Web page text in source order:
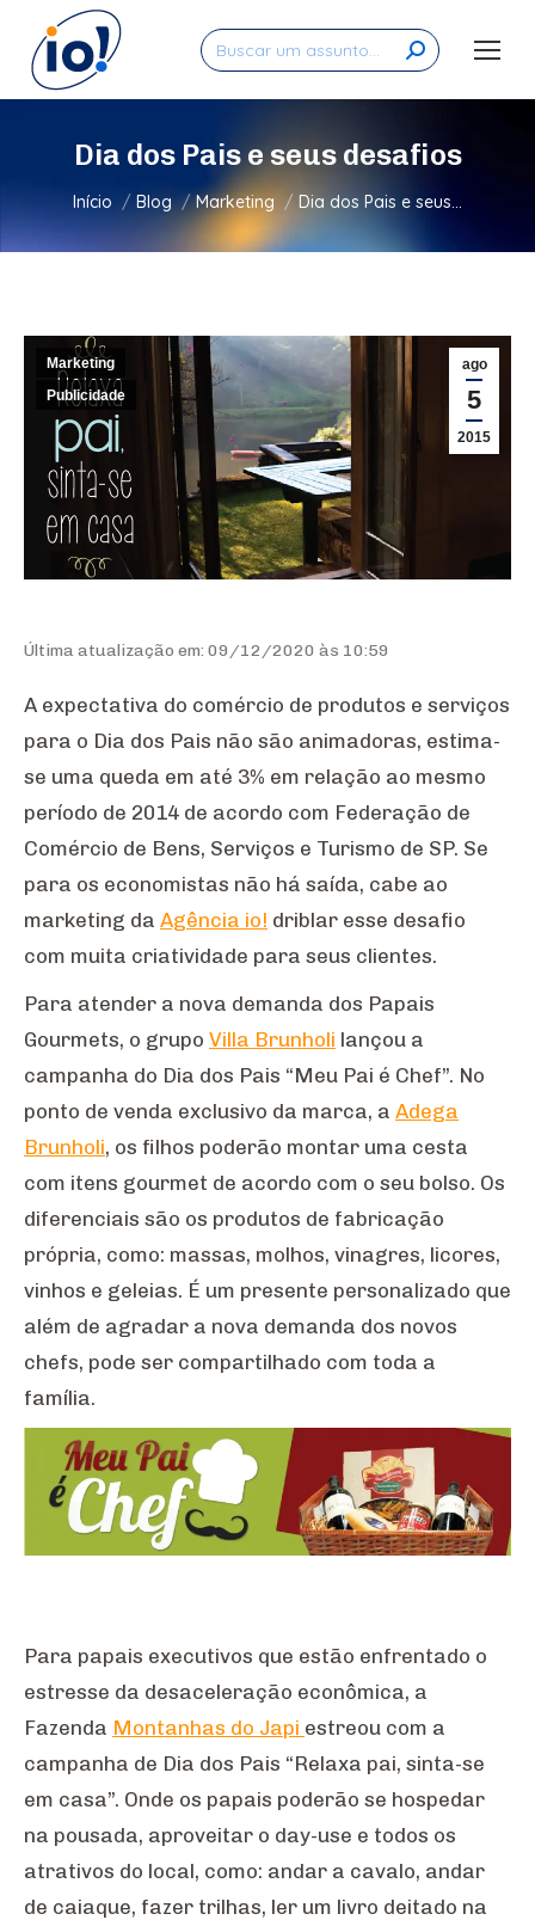
Search:
Dia dos Pais e seus desafios
Você está aqui:
Início Blog Marketing Dia dos Pais e seus…
ago
5
2015
Marketing
Publicidade
Última atualização em: 09/12/2020 às 10:59
A expectativa do comércio de produtos e serviços
para o Dia dos Pais não são animadoras, estima-
se uma queda em até 3% em relação ao mesmo
período de 2014 de acordo com Federação de
Comércio de Bens, Serviços e Turismo de SP. Se
para os economistas não há saída, cabe ao
marketing da Agência io! driblar esse desafio
com muita criatividade para seus clientes.
Para atender a nova demanda dos Papais
Gourmets, o grupo Villa Brunholi lançou a
campanha do Dia dos Pais “Meu Pai é Chef”. No
ponto de venda exclusivo da marca, a Adega
Brunholi, os filhos poderão montar uma cesta
com itens gourmet de acordo com o seu bolso. Os
diferenciais são os produtos de fabricação
própria, como: massas, molhos, vinagres, licores,
vinhos e geleias. É um presente personalizado que
além de agradar a nova demanda dos novos
chefs, pode ser compartilhado com toda a
família.
Para papais executivos que estão enfrentado o
estresse da desaceleração econômica, a
Fazenda Montanhas do Japi estreou com a
campanha de Dia dos Pais “Relaxa pai, sinta-se
em casa”. Onde os papais poderão se hospedar
na pousada, aproveitar o day-use e todos os
atrativos do local, como: andar a cavalo, andar
de caiaque, fazer trilhas, ler um livro deitado na